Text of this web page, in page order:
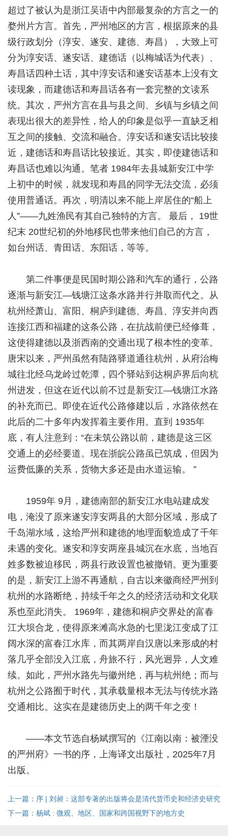
超过了被认为是浙江吴语中内部最复杂的方言之一的
婺州片方言。首先，严州地区的方言，根据原来的县
级行政划分（淳安、遂安、建德、寿昌），大致上可
分为淳安话、遂安话、建德话（以梅城话为代表）、
寿昌话四种土话，其中淳安话和遂安话基本上没有文
读现象，而建德话和寿昌话各有一套完整的文读系
统。其次，严州方言在县与县之间、乡镇与乡镇之间
表现出很大的差异性，给人的印象是似乎一直缺乏相
互之间的接触、交流和融合。淳安话和遂安话比较接
近，建德话和寿昌话比较接近。其实，即使建德话和
寿昌话也难以沟通。笔者 1984年去县城新安江中学
上初中的时候，就发现和寿昌的同学无法交流，必须
使用普通话。再次，明清以来不能上岸居住的“船上
人”——九姓渔民有其自己独特的方言。 最后， 19世
纪末 20世纪初的外地移民也带来他们自己的方言，
如台州话、青田话、东阳话，等等。
第二件事便是民国时期公路和汽车的通行，公路
逐渐与新安江—钱塘江这条水路并行并取而代之。从
杭州经萧山、富阳、桐庐到建德、寿昌、淳安并向西
连接江西和福建的这条公路，在抗战前便已经修葺，
这使得建德以及浙西南的交通出现了根本性的变革。
唐宋以来，严州虽然有陆路驿道通往杭州，从府治梅
城往北经乌龙岭过乾潭，四个驿站到达桐庐界后向杭
州进发，但这在近代以前不过是新安江—钱塘江水路
的补充而已。即使在近代公路修建以后，水路依然在
此后的二十多年内发挥着主要作用。直到 1935年
底，有人注意到：“在未筑公路以前，建德是这三区
交通上的必经要道。现在浙皖公路虽已筑成，但因为
运费低廉的关系，货物大多还是由水道运输。 ”
1959年 9月，建德南部的新安江水电站建成发
电，淹没了原来遂安淳安两县的大部分区域，形成了
千岛湖水域，这给严州和建德的地理面貌造成了千年
未遇的变化。遂安和淳安两座县城沉在水底，当地百
姓多数被迫移民，两县行政设置也被撤销。更为重要
的是，新安江上游不再通航，自古以来徽商经严州到
杭州的水路断绝，持续千年之久的经济活动和文化联
系也至此消失。 1969年，建德和桐庐交界处的富春
江大坝合龙，使得原来滩高水急的七里泷江变成了江
阔水深的富春江水库，而其两岸自汉唐以来形成的村
落几乎全部没入江底，舟旅不行，风光迥异，人文难
续。如此，严州水路先与徽州绝，再与杭州绝；而与
杭州之公路囿于时代，其承载量根本无法与传统水路
交通相比。这实在是建德历史上的两千年之变！
——本文节选自杨斌撰写的《江南以南：被湮没
的严州府》一书的序，上海译文出版社，2025年7月
出版。
上一篇：序 | 刘昶：这部专著的出版将会是清代货币史和经济史研究
的一个里程碑事件
下一篇：杨斌 : 微观、地区、国家和跨国视野下的地方史